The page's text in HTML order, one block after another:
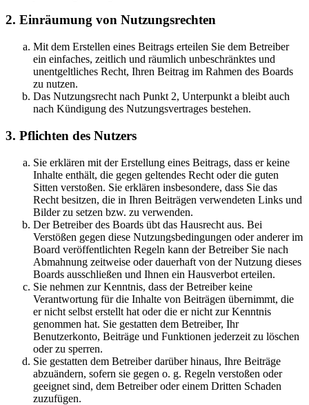
2. Einräumung von Nutzungsrechten
Mit dem Erstellen eines Beitrags erteilen Sie dem Betreiber
ein einfaches, zeitlich und räumlich unbeschränktes und
unentgeltliches Recht, Ihren Beitrag im Rahmen des Boards
zu nutzen.
Das Nutzungsrecht nach Punkt 2, Unterpunkt a bleibt auch
nach Kündigung des Nutzungsvertrages bestehen.
3. Pflichten des Nutzers
Sie erklären mit der Erstellung eines Beitrags, dass er keine
Inhalte enthält, die gegen geltendes Recht oder die guten
Sitten verstoßen. Sie erklären insbesondere, dass Sie das
Recht besitzen, die in Ihren Beiträgen verwendeten Links und
Bilder zu setzen bzw. zu verwenden.
Der Betreiber des Boards übt das Hausrecht aus. Bei
Verstößen gegen diese Nutzungsbedingungen oder anderer im
Board veröffentlichten Regeln kann der Betreiber Sie nach
Abmahnung zeitweise oder dauerhaft von der Nutzung dieses
Boards ausschließen und Ihnen ein Hausverbot erteilen.
Sie nehmen zur Kenntnis, dass der Betreiber keine
Verantwortung für die Inhalte von Beiträgen übernimmt, die
er nicht selbst erstellt hat oder die er nicht zur Kenntnis
genommen hat. Sie gestatten dem Betreiber, Ihr
Benutzerkonto, Beiträge und Funktionen jederzeit zu löschen
oder zu sperren.
Sie gestatten dem Betreiber darüber hinaus, Ihre Beiträge
abzuändern, sofern sie gegen o. g. Regeln verstoßen oder
geeignet sind, dem Betreiber oder einem Dritten Schaden
zuzufügen.